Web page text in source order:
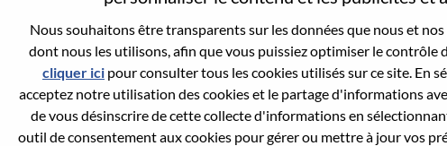
Nous souhaitons être transparents sur les données que nous et
dont nous les utilisons, afin que vous puissiez optimiser le contrôle
cliquer ici pour consulter tous les cookies utilisés sur ce site. En
acceptez notre utilisation des cookies et le partage d'informations
de vous désinscrire de cette collecte d'informations en
outil de consentement aux cookies pour gérer ou mettre à jour vos
a link to reset your password.
your e-mail
Continue